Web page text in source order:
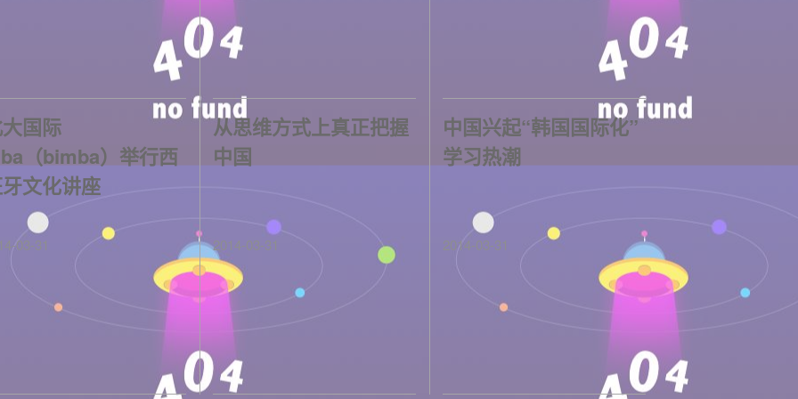
国际
（bimba）举行西
文化讲座
03-31
从思维方式上真正把握
中国
2014-03-31
中国兴起“韩国国际化”
学习热潮
2014-03-31